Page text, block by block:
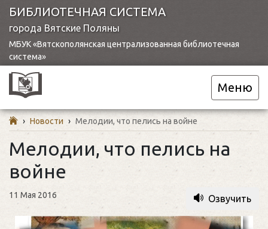
БИБЛИОТЕЧНАЯ СИСТЕМА
города Вятские Поляны
МБУК «Вятскополянская централизованная библиотечная
система»
Меню
› Новости › Мелодии, что пелись на войне
Мелодии, что пелись на
войне
11 Мая 2016 Озвучить